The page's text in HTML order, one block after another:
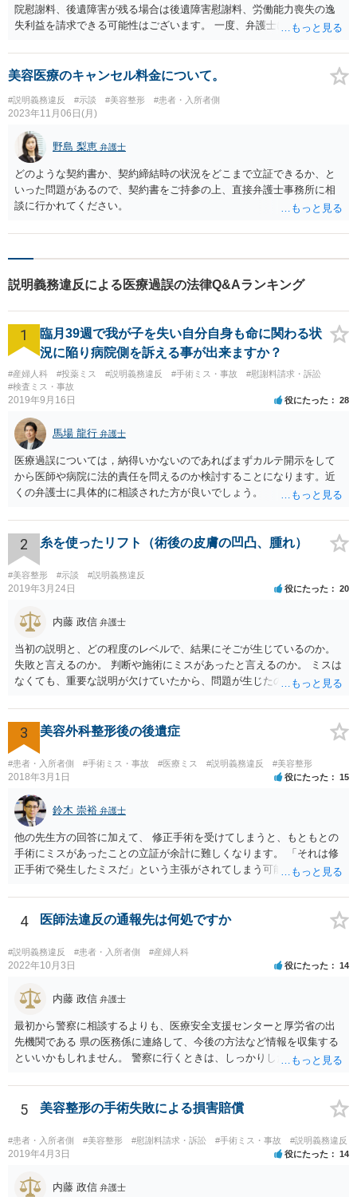
院慰謝料、後遺障害が残る場合は後遺障害慰謝料、労働能力喪失の逸
失利益を請求できる可能性はございます。 一度、弁護士に相談してみ
美容医療のキャンセル料金について。
#説明義務違反 #示談 #美容整形 #患者・入所者側
2023年11月06日(月)
野島 梨恵 弁護士
どのような契約書か、契約締結時の状況をどこまで立証できるか、と
いった問題があるので、契約書をご持参の上、直接弁護士事務所に相
談に行かれてください。
説明義務違反による医療過誤の法律Q&Aランキング
1
臨月39週で我が子を失い自分自身も命に関わる状
況に陥り病院側を訴える事が出来ますか？
#産婦人科 #投薬ミス #説明義務違反 #手術ミス・事故
#慰謝料請求・訴訟
#検査ミス・事故
2019年9月16日 役にたった 28
馬場 龍行 弁護士
医療過誤については，納得いかないのであればまずカルテ開示をして
から医師や病院に法的責任を問えるのか検討することになります。近
くの弁護士に具体的に相談された方が良いでしょう。
2 糸を使ったリフト（術後の皮膚の凹凸、腫れ）
#美容整形 #示談 #説明義務違反
2019年3月24日 役にたった 20
内藤 政信 弁護士
当初の説明と、どの程度のレベルで、結果にそごが生じているのか。
失敗と言えるのか。 判断や施術にミスがあったと言えるのか。 ミスは
なくても、重要な説明が欠けていたから、問題が生じたのか。 美容整
3 美容外科整形後の後遺症
#患者・入所者側 #手術ミス・事故 #医療ミス #説明義務違反 #美容整形
2018年3月1日 役にたった 15
鈴木 崇裕 弁護士
他の先生方の回答に加えて、 修正手術を受けてしまうと、もともとの
手術にミスがあったことの立証が余計に難しくなります。 「それは修
正手術で発生したミスだ」という主張がされてしまう可能性があるか
検討なさっているのであれば、修正手術を受けるまえに弁護士に相談
して対応を決めることを強くお勧めいたします。
4 医師法違反の通報先は何処ですか
#説明義務違反 #患者・入所者側 #産婦人科
2022年10月3日 役にたった 14
内藤 政信 弁護士
最初から警察に相談するよりも、医療安全支援センターと厚労省の出
先機関である 県の医務係に連絡して、今後の方法など情報を収集する
といいかもしれません。 警察に行くときは、しっかりした被害届ある
5 美容整形の手術失敗による損害賠償
#患者・入所者側 #美容整形 #慰謝料請求・訴訟 #手術ミス・事故 #説明義務違反
2019年4月3日 役にたった 14
内藤 政信 弁護士